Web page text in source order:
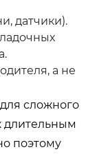
датчики).
а не
сложного
длительным
поэтому